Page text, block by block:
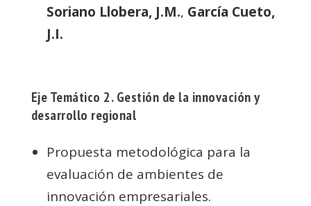
Soriano Llobera, J.M., García Cueto,
J.I.
Eje Temático 2. Gestión de la innovación y
desarrollo regional
Propuesta metodológica para la
evaluación de ambientes de
innovación empresariales.